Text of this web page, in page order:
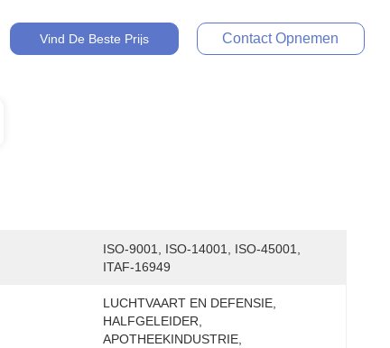
Vind De Beste Prijs Contact Opnemen
ISO-9001, ISO-14001, ISO-45001,
ITAF-16949
LUCHTVAART EN DEFENSIE,
HALFGELEIDER,
APOTHEEKINDUSTRIE,